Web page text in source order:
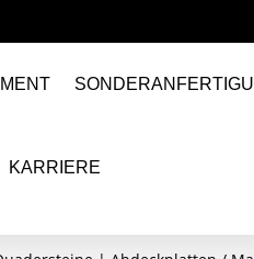
KARRIERE